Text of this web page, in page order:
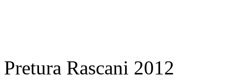
Pretura Rascani 2012